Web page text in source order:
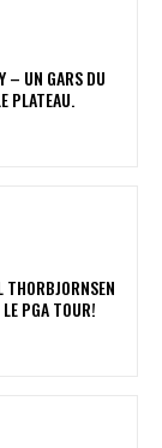
UN GARS DU
PLATEAU.
PGA TOUR!